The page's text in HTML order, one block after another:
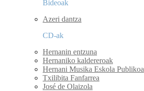
Bideoak
Azeri dantza
CD-ak
Hernanin entzuna
Hernaniko kaldereroak
Hernani Musika Eskola Publikoa
Txilibita Fanfarrea
José de Olaizola